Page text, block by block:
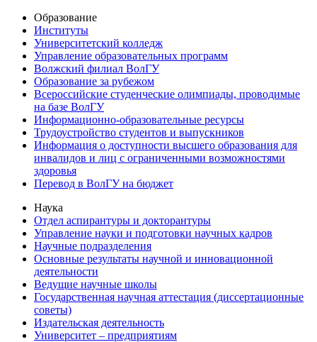
Образование
Институты
Университетский колледж
Управление образовательных программ
Волжский филиал ВолГУ
Образование за рубежом
Всероссийские студенческие олимпиады, проводимые
на базе ВолГУ
Информационно-образовательные ресурсы
Трудоустройство студентов и выпускников
Информация о доступности высшего образования для
инвалидов и лиц с ограниченными возможностями
здоровья
Перевод в ВолГУ на бюджет
Наука
Отдел аспирантуры и докторантуры
Управление науки и подготовки научных кадров
Научные подразделения
Основные результаты научной и инновационной
деятельности
Ведущие научные школы
Государственная научная аттестация (диссертационные
советы)
Издательская деятельность
Университет – предприятиям